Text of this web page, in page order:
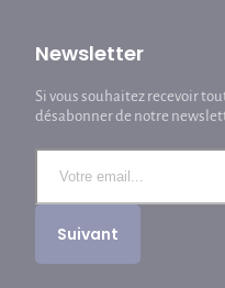
Newsletter
Si vous souhaitez recevoir
désabonner de notre